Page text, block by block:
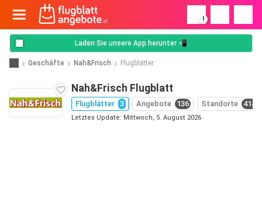
!
Laden Sie unsere App herunter 📲
Geschäfte Nah&Frisch Flugblätter
Nah&Frisch Flugblatt
Flugblätter 3 Angebote 136 Standorte 414
Letztes Update: Mittwoch, 5. August 2026